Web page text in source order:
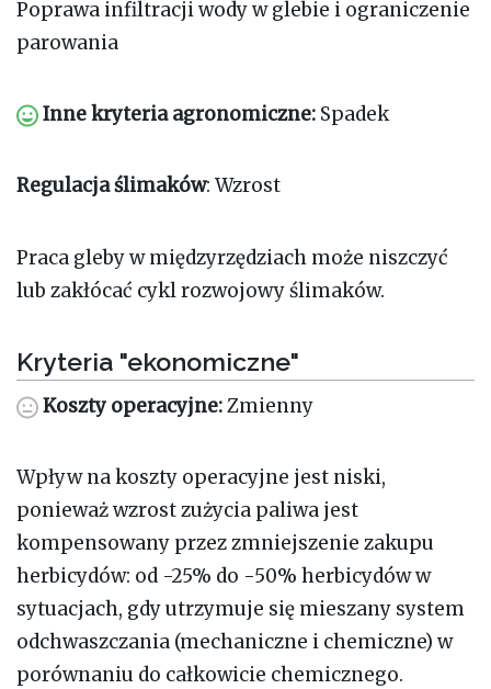
Poprawa infiltracji wody w glebie i ograniczenie
parowania
Inne kryteria agronomiczne: Spadek
Regulacja ślimaków: Wzrost
Praca gleby w międzyrzędziach może niszczyć
lub zakłócać cykl rozwojowy ślimaków.
Kryteria "ekonomiczne"
Koszty operacyjne:Zmienny
Wpływ na koszty operacyjne jest niski,
ponieważ wzrost zużycia paliwa jest
kompensowany przez zmniejszenie zakupu
herbicydów: od -25% do -50% herbicydów w
sytuacjach, gdy utrzymuje się mieszany system
odchwaszczania (mechaniczne i chemiczne) w
porównaniu do całkowicie chemicznego.